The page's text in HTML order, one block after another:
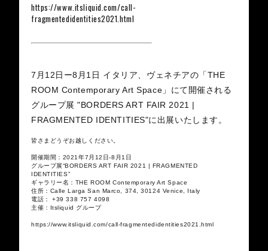
https://www.itsliquid.com/call-
fragmentedidentities2021.html
7月12日ー8月1日 イタリア、ヴェネチアの「THE
ROOM Contemporary Art Space」にて開催される
グループ展 "BORDERS ART FAIR 2021 |
FRAGMENTED IDENTITIES"に出展いたします。
皆さまどうぞお越しください。
開催期間：2021年7月12日-8月1日
グループ展“BORDERS ART FAIR 2021 | FRAGMENTED
IDENTITIES”
ギャラリー名：THE ROOM Contemporary Art Space
住所：Calle Larga San Marco, 374, 30124 Venice, Italy
電話： +39 338 757 4098
主催：Itsliquid グループ
https://www.itsliquid.com/call-fragmentedidentities2021.html